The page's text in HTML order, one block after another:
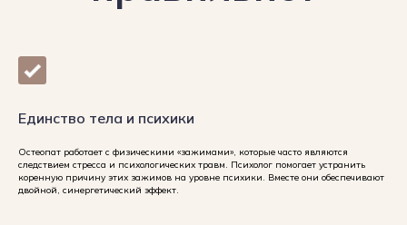
Единство тела и психики
Остеопат работает с физическими «зажимами», которые часто являются
следствием стресса и психологических травм. Психолог помогает устранить
коренную причину этих зажимов на уровне психики. Вместе они обеспечивают
двойной, синергетический эффект.